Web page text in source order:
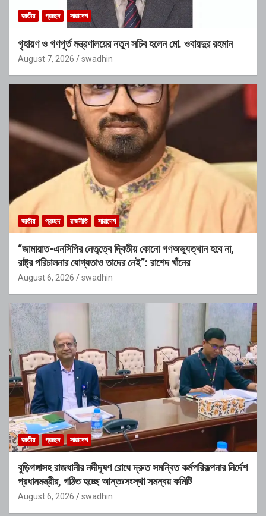
জাতীয় প্রচ্ছদ সারাদেশ
গৃহায়ণ ও গণপূর্ত মন্ত্রণালয়ের নতুন সচিব হলেন মো. ওবায়দুর রহমান
August 7, 2026 swadhin
জাতীয় প্রচ্ছদ রাজনীতি সারাদেশ
“জামায়াত-এনসিপির নেতৃত্বে দ্বিতীয় কোনো গণঅভ্যুত্থান হবে না,
রাষ্ট্র পরিচালনার যোগ্যতাও তাদের নেই”: রাশেদ খাঁনের
August 6, 2026 swadhin
জাতীয় প্রচ্ছদ সারাদেশ
বুড়িগঙ্গাসহ রাজধানীর নদীদূষণ রোধে দ্রুত সমন্বিত কর্মপরিকল্পনার নির্দেশ
প্রধানমন্ত্রীর, গঠিত হচ্ছে আন্তঃসংস্থা সমন্বয় কমিটি
August 6, 2026 swadhin